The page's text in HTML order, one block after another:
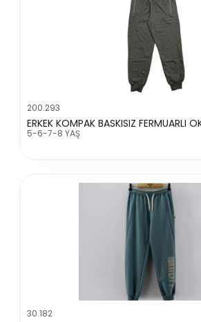
200.293
ERKEK KOMPAK BASKISIZ FERMUARLI
5-6-7-8 YAŞ
30.182